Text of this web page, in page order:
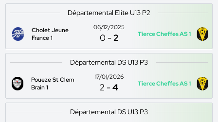
Départemental Elite U13 P2
Cholet Jeune
France 1
06/12/2025
0 -2 Tierce Cheffes AS 1
Départemental DS U13 P3
Poueze St Clem
Brain 1
17/01/2026
2 -4 Tierce Cheffes AS 1
Départemental DS U13 P3